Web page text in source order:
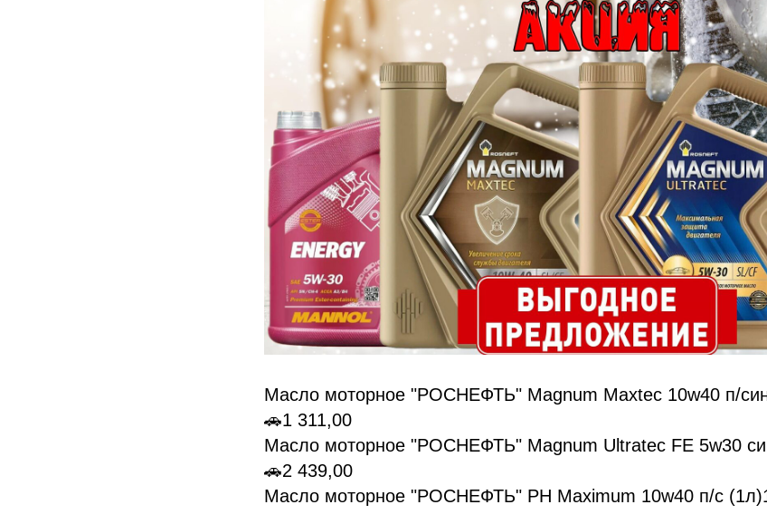
Масло моторное "РОСНЕФТЬ" Magnum Maxtec 10w40 п/
🚗1 311,00
Масло моторное "РОСНЕФТЬ" Magnum Ultratec FE 5w30
🚗2 439,00
Масло моторное "РОСНЕФТЬ" PH Maximum 10w40 п/с